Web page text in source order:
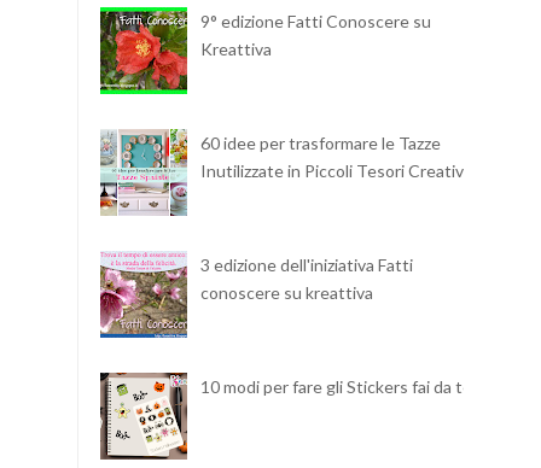
9° edizione Fatti Conoscere su
Kreattiva
60 idee per trasformare le Tazze
Inutilizzate in Piccoli Tesori Creativi
3 edizione dell'iniziativa Fatti
conoscere su kreattiva
10 modi per fare gli Stickers fai da te